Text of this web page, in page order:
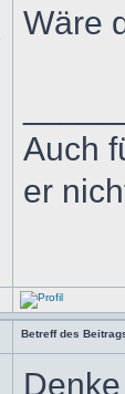
Wäre
Auch
er
Betreff des